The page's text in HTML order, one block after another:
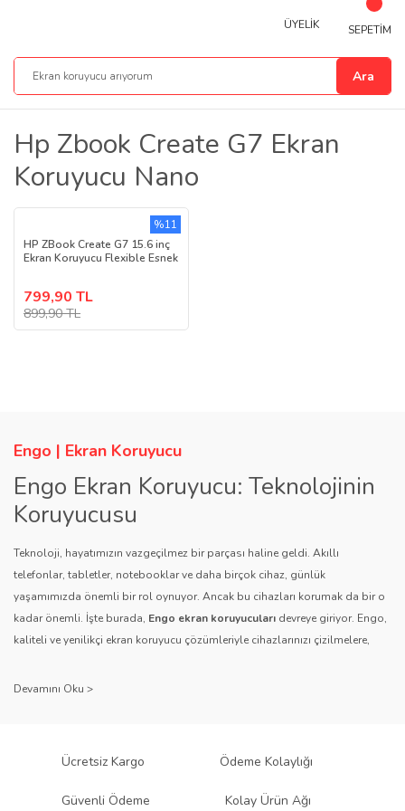
Ara
ÜYELİK SEPETİM
Hp Zbook Create G7 Ekran
Koruyucu Nano
HP ZBook Create G7 15.6 inç
Ekran Koruyucu Flexible Esnek
799,90 TL
899,90 TL
%11
Engo | Ekran Koruyucu
Engo Ekran Koruyucu: Teknolojinin
Koruyucusu
Teknoloji, hayatımızın vazgeçilmez bir parçası haline geldi. Akıllı
telefonlar, tabletler, notebooklar ve daha birçok cihaz, günlük
yaşamımızda önemli bir rol oynuyor. Ancak bu cihazları korumak da bir o
kadar önemli. İşte burada, Engo ekran koruyucuları devreye giriyor. Engo,
kaliteli ve yenilikçi ekran koruyucu çözümleriyle cihazlarınızı çizilmelere,
sağlıyor.
Engo ekran koruyucuları
, uzun yıllara dayanan tecrübesi ve teknolojiye
ürününü titiz bir kalite kontrol sürecinden geçirir. Kullanıcı dostu tasarımı
Ücretsiz Kargo Ödeme Kolaylığı
Güvenli Ödeme Kolay Ürün Ağı